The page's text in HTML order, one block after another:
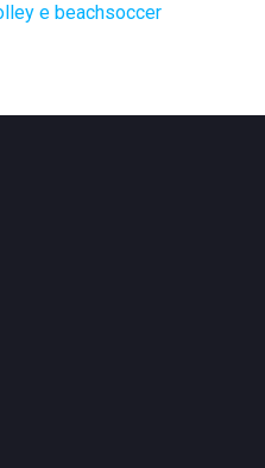
e beachsoccer